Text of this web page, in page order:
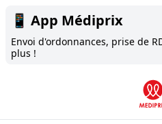
📱 App Médiprix
Envoi d'ordonnances, prise de
plus !